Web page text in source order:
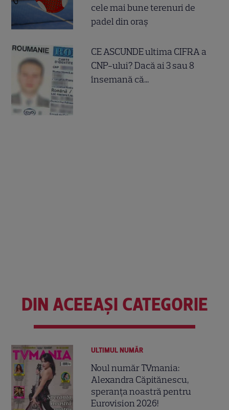
cele mai bune terenuri de
padel din oraș
CE ASCUNDE ultima CIFRA a
CNP-ului? Dacă ai 3 sau 8
însemană că...
DIN ACEEAȘI CATEGORIE
ULTIMUL NUMĂR
Noul număr TVmania:
Alexandra Căpitănescu,
speranța noastră pentru
Eurovision 2026!